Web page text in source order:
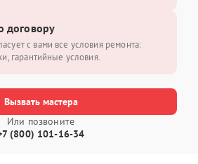
Вызвать мастера
Или позвоните
(800) 101-16-34
договору
с вами все условия ремонта:
гарантийные условия.